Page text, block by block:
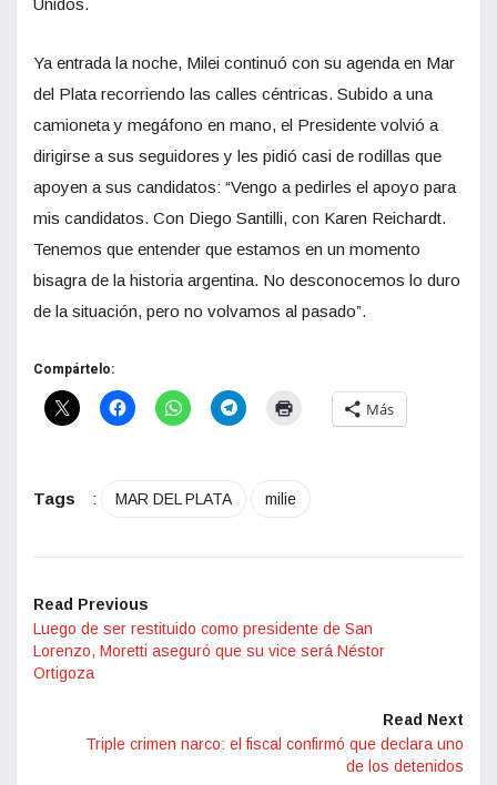
Ya entrada la noche, Milei continuó con su agenda en Mar
del Plata recorriendo las calles céntricas. Subido a una
camioneta y megáfono en mano, el Presidente volvió a
dirigirse a sus seguidores y les pidió casi de rodillas que
apoyen a sus candidatos: “Vengo a pedirles el apoyo para
mis candidatos. Con Diego Santilli, con Karen Reichardt.
Tenemos que entender que estamos en un momento
bisagra de la historia argentina. No desconocemos lo duro
de la situación, pero no volvamos al pasado”.
Compártelo:
Más
Tags : MAR DEL PLATA milie
Read Previous
Luego de ser restituido como presidente de San
Lorenzo, Moretti aseguró que su vice será Néstor
Ortigoza
Read Next
Triple crimen narco: el fiscal confirmó que declara uno
de los detenidos